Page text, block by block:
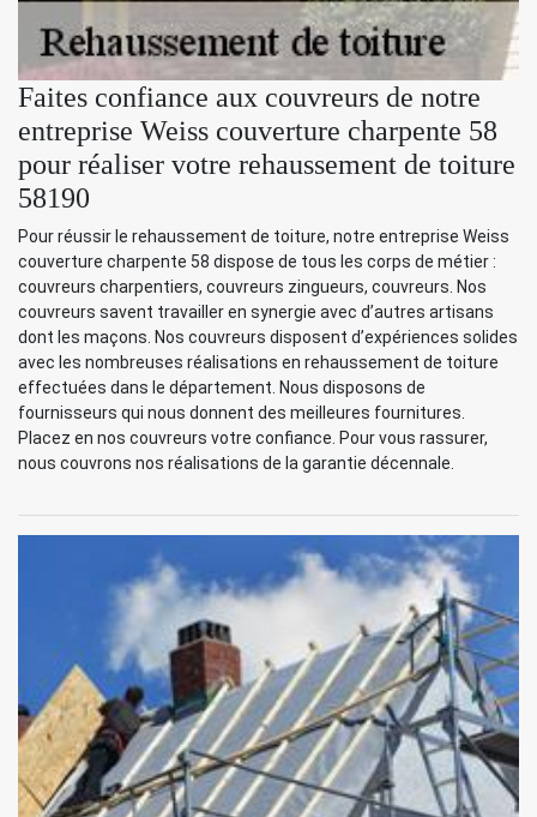
Faites confiance aux couvreurs de notre
entreprise Weiss couverture charpente 58
pour réaliser votre rehaussement de toiture
58190
Pour réussir le rehaussement de toiture, notre entreprise Weiss
couverture charpente 58 dispose de tous les corps de métier :
couvreurs charpentiers, couvreurs zingueurs, couvreurs. Nos
couvreurs savent travailler en synergie avec d’autres artisans
dont les maçons. Nos couvreurs disposent d’expériences solides
avec les nombreuses réalisations en rehaussement de toiture
effectuées dans le département. Nous disposons de
fournisseurs qui nous donnent des meilleures fournitures.
Placez en nos couvreurs votre confiance. Pour vous rassurer,
nous couvrons nos réalisations de la garantie décennale.